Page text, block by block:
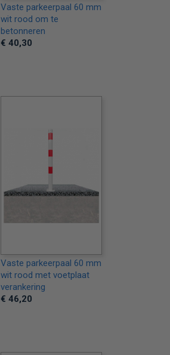
Vaste parkeerpaal 60 mm
wit rood om te
betonneren
€ 40,30
Vaste parkeerpaal 60 mm
wit rood met voetplaat
verankering
€ 46,20